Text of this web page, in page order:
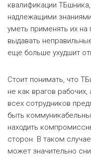
квалификации
надлежащими
уметь применять их
выдавать
еще больше ухудшит
Стоит понимать, что
не как врагов
всех сотрудников
быть
находить
сторон. В таком
может значительно